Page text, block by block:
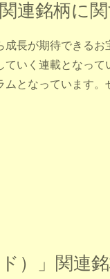
連銘柄に
長が期待できるお
いく連載となって
となっています。
）」関連